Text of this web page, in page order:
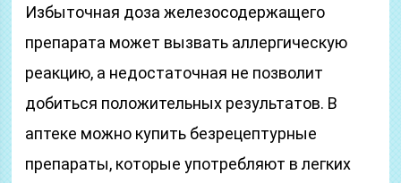
Избыточная доза железосодержащего
препарата может вызвать аллергическую
реакцию, а недостаточная не позволит
добиться положительных результатов. В
аптеке можно купить безрецептурные
препараты, которые употребляют в легких